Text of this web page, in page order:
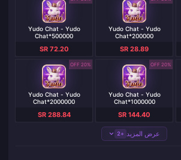
Yudo Chat - Yudo
Chat*200000
SR 28.89
Yudo Chat - Yudo
Chat*500000
SR 72.20
20% OFF
Yudo Chat - Yudo
Chat*1000000
SR 144.40
20% OFF
Yudo Chat - Yudo
Chat*2000000
SR 288.84
عرض المزيد +2